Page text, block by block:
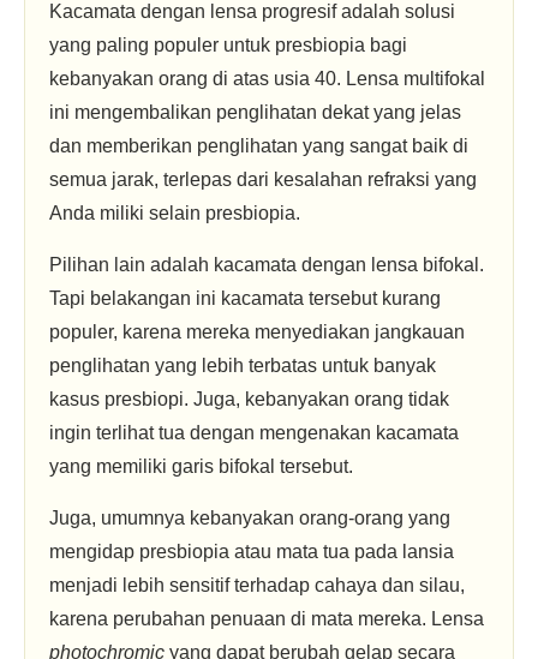
Kacamata dengan lensa progresif adalah solusi
yang paling populer untuk presbiopia bagi
kebanyakan orang di atas usia 40. Lensa multifokal
ini mengembalikan penglihatan dekat yang jelas
dan memberikan penglihatan yang sangat baik di
semua jarak, terlepas dari kesalahan refraksi yang
Anda miliki selain presbiopia.
Pilihan lain adalah kacamata dengan lensa bifokal.
Tapi belakangan ini kacamata tersebut kurang
populer, karena mereka menyediakan jangkauan
penglihatan yang lebih terbatas untuk banyak
kasus presbiopi. Juga, kebanyakan orang tidak
ingin terlihat tua dengan mengenakan kacamata
yang memiliki garis bifokal tersebut.
Juga, umumnya kebanyakan orang-orang yang
mengidap presbiopia atau mata tua pada lansia
menjadi lebih sensitif terhadap cahaya dan silau,
karena perubahan penuaan di mata mereka. Lensa
photochromic yang dapat berubah gelap secara